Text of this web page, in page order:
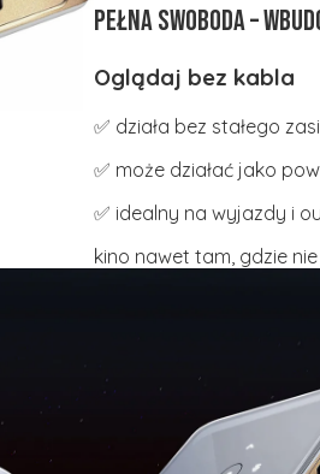
Pełna swoboda –
Oglądaj bez kabla
✅ działa bez stałego
✅ może działać jako
✅ idealny na wyjazdy i
kino nawet tam, gdzie